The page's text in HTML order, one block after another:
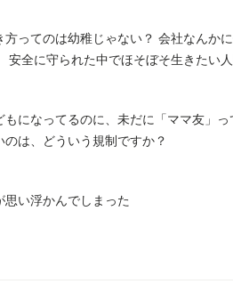
方ってのは幼稚じゃない？ 会社なんか
安全に守られた中でほそぼそ生きたい
になってるのに、未だに「ママ友」
は、どういう規制ですか？
思い浮かんでしまった